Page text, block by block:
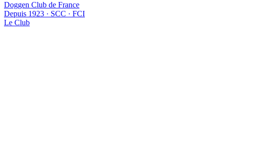
Doggen Club de France
Depuis 1923 · SCC · FCI
Le Club